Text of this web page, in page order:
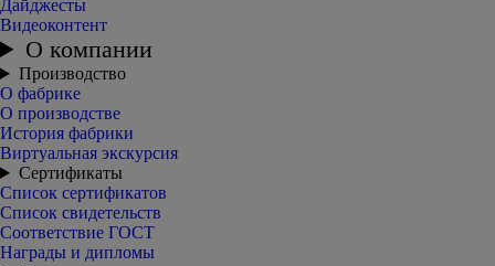
Дайджесты
Видеоконтент
О компании
Производство
О фабрике
О производстве
История фабрики
Виртуальная экскурсия
Сертификаты
Список сертификатов
Список свидетельств
Соответствие ГОСТ
Награды и дипломы